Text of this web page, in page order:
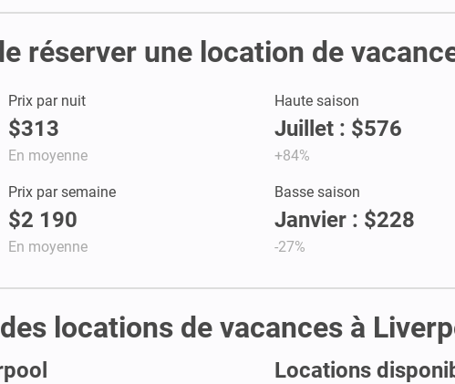
réserver une location de
Prix par nuit
$313
En moyenne
Haute saison
Juillet : $576
+84%
Prix par semaine
$2 190
En moyenne
Basse saison
Janvier : $228
-27%
locations de vacances à
Locations